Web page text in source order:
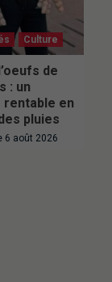
Culture
de
: un
rentable en
pluies
6 août 2026